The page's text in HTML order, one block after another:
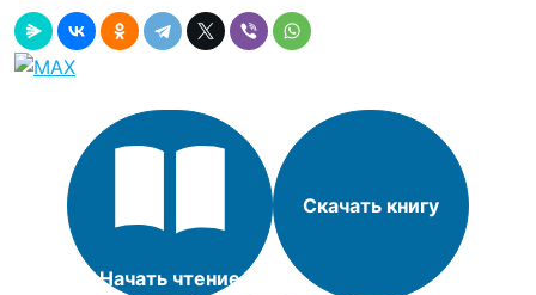
Начать чтение
Скачать книгу